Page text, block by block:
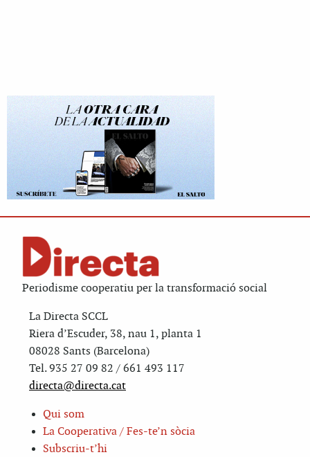
Periodisme cooperatiu per la transformació social
La Directa SCCL
Riera d’Escuder, 38, nau 1, planta 1
08028 Sants (Barcelona)
Tel. 935 27 09 82 / 661 493 117
directa@directa.cat
Qui som
La Cooperativa / Fes-te’n sòcia
Subscriu-t’hi